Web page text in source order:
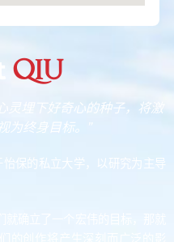
QIU
灵埋下好奇心的种子，将激
为终身目标。”
保的私立大学，以研究为主导
确立了一个宏伟的目标，那就